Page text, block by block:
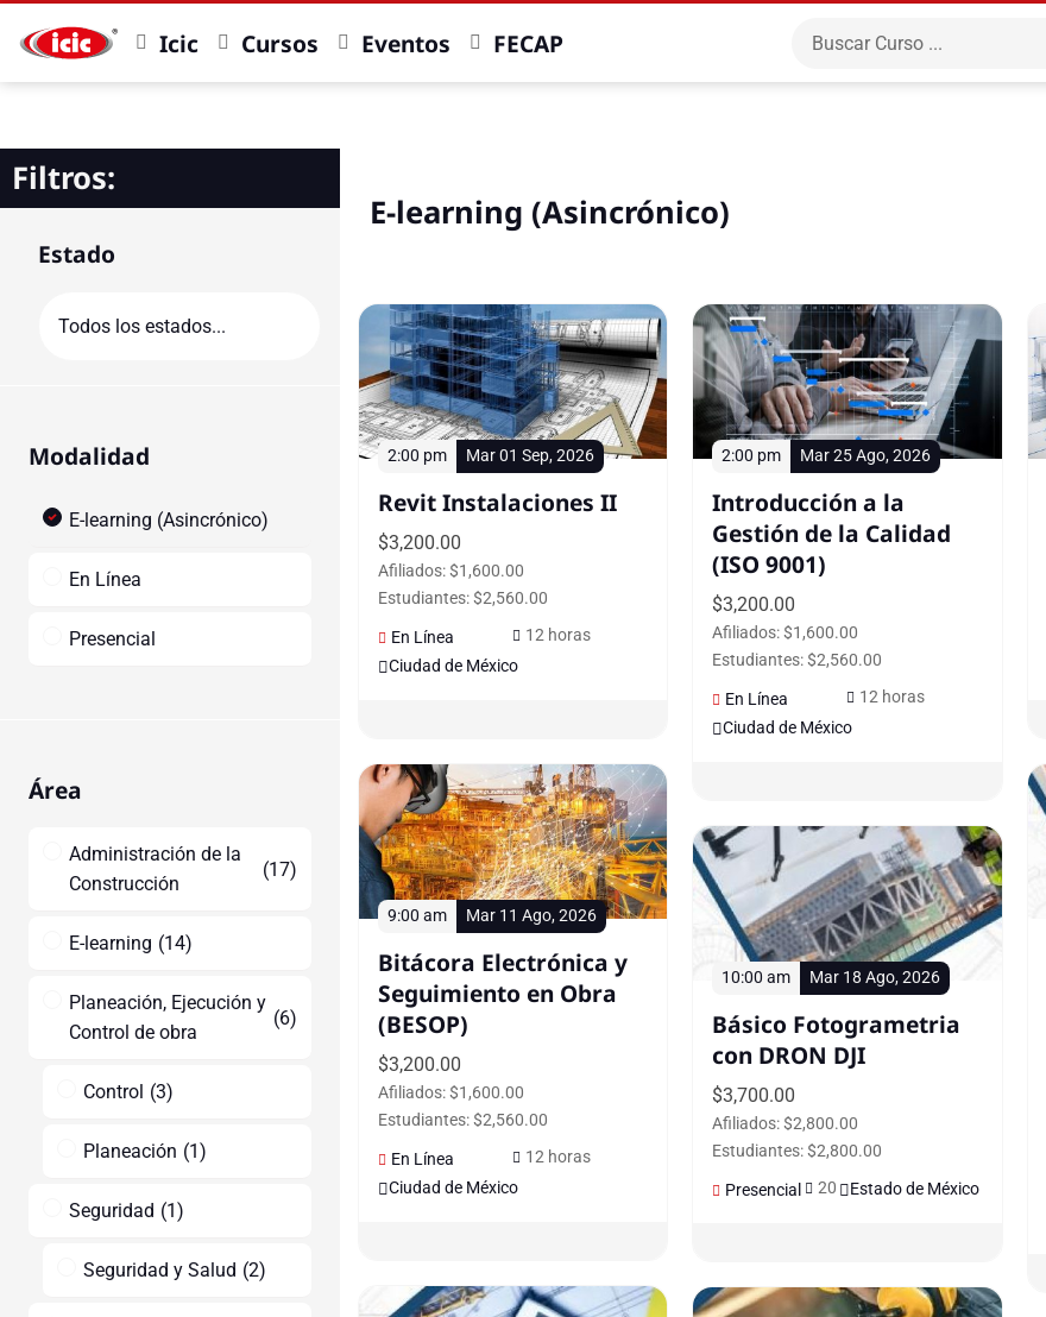
Icic Cursos Eventos FECAP
Filtros:
Estado
Modalidad
E-learning (Asincrónico)
En Línea
Presencial
Área
Administración de la
Construcción
(17)
E-learning (14)
Planeación, Ejecución y
Control de obra
(6)
Control (3)
Planeación (1)
Seguridad (1)
Seguridad y Salud (2)
E-learning (Asincrónico)
2:00 pm Mar 01 Sep, 2026
Revit Instalaciones II
$3,200.00
Afiliados: $1,600.00
Estudiantes: $2,560.00
En Línea
12 horas
Ciudad de México
2:00 pm Mar 25 Ago, 2026
Introducción a la
Gestión de la Calidad
(ISO 9001)
$3,200.00
Afiliados: $1,600.00
Estudiantes: $2,560.00
En Línea
12 horas
Ciudad de México
9:00 am Mar 11 Ago, 2026
Bitácora Electrónica y
Seguimiento en Obra
(BESOP)
$3,200.00
Afiliados: $1,600.00
Estudiantes: $2,560.00
En Línea
12 horas
Ciudad de México
10:00 am Mar 18 Ago, 2026
Básico Fotogrametria
con DRON DJI
$3,700.00
Afiliados: $2,800.00
Estudiantes: $2,800.00
Presencial
20 Estado de México